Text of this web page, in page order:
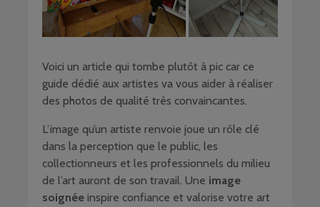
Voici un article qui tombe plutôt à pic car ce
guide dédié aux artistes va vous aider à réaliser
des photos de qualité très convaincantes.
L’image qu’un artiste renvoie joue un rôle clé
dans la perception que le public, les
collectionneurs et les professionnels du milieu
de l’art auront de son travail. Une image
soignée inspire confiance et valorise votre art